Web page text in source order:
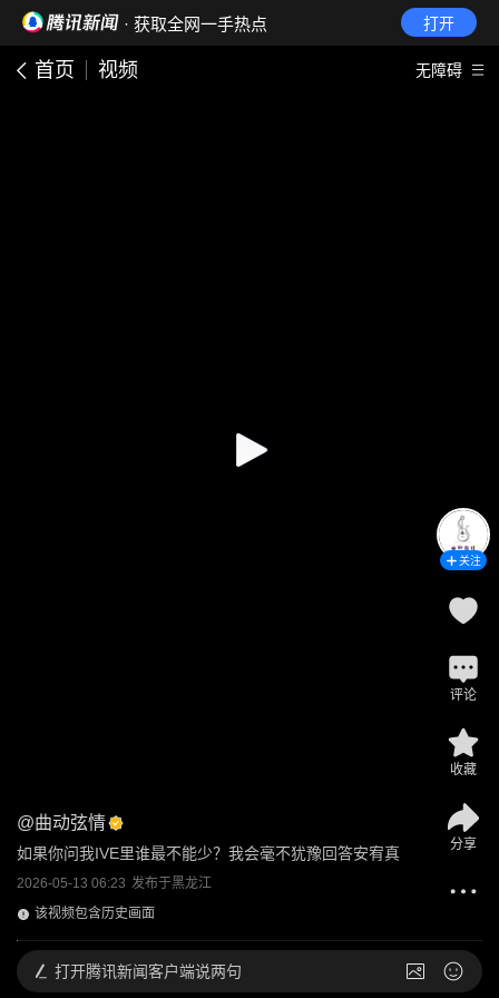
· 获取全网一手热点 打开
首页 视频 无障碍
@曲动弦情
如果你问我IVE里谁最不能少？我会毫不犹豫回答安宥真
2026-05-13 06:23 发布于黑龙江
该视频包含历史画面
关注
评论
收藏
分享
打开腾讯新闻客户端说两句